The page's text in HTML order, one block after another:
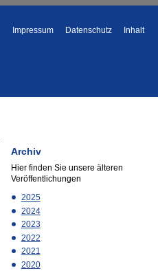
Impressum Datenschutz Inhalt
Archiv
Hier finden Sie unsere älteren
Veröffentlichungen
2025
2024
2023
2022
2021
2020